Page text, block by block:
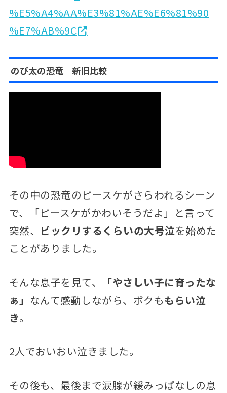
%E5%A4%AA%E3%81%AE%E6%81%90
%E7%AB%9C
のび太の恐竜 新旧比較
その中の恐竜のピースケがさらわれるシーン
で、「ピースケがかわいそうだよ」と言って
突然、 ビックリするくらいの大号泣を始めた
ことがありました。
そんな息子を見て、
「やさしい子に育ったな
ぁ」 なんて感動しながら、ボクももらい泣
き。
2人でおいおい泣きました。
その後も、最後まで涙腺が緩みっぱなしの息